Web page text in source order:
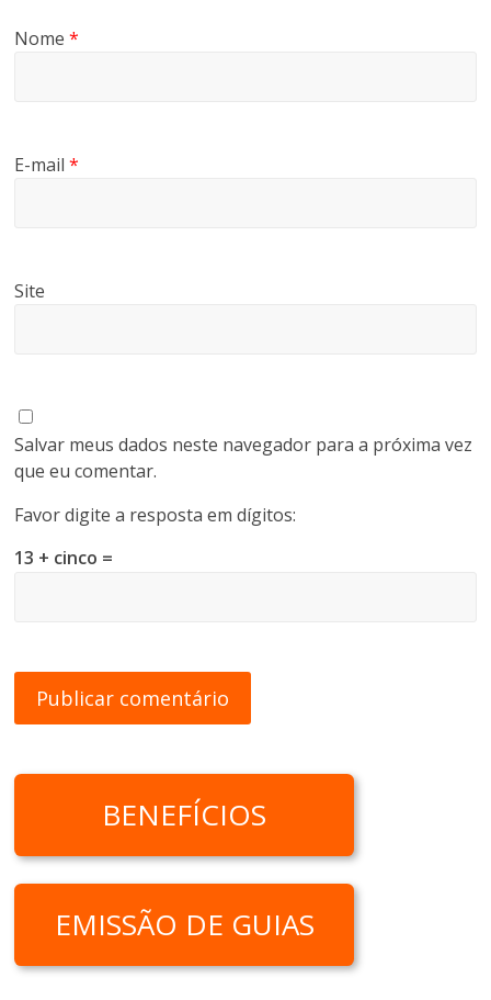
Nome*
E-mail*
Site
Salvar meus dados neste navegador para a próxima vez
que eu comentar.
Favor digite a resposta em dígitos:
13 + cinco =
BENEFÍCIOS
EMISSÃO DE GUIAS